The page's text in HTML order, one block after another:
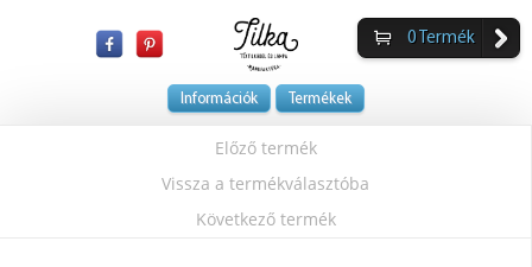
Információk Termékek
0 Termék
Előző termék
Vissza a termékválasztóba
Következő termék